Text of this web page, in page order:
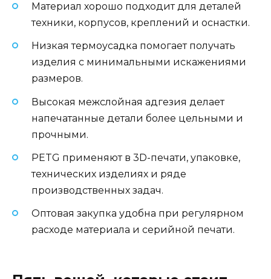
Материал хорошо подходит для деталей
техники, корпусов, креплений и оснастки.
Низкая термоусадка помогает получать
изделия с минимальными искажениями
размеров.
Высокая межслойная адгезия делает
напечатанные детали более цельными и
прочными.
PETG применяют в 3D-печати, упаковке,
технических изделиях и ряде
производственных задач.
Оптовая закупка удобна при регулярном
расходе материала и серийной печати.